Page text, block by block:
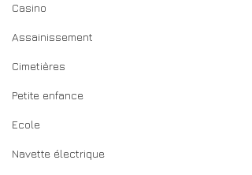
Casino
Assainissement
Cimetières
Petite enfance
Ecole
Navette électrique